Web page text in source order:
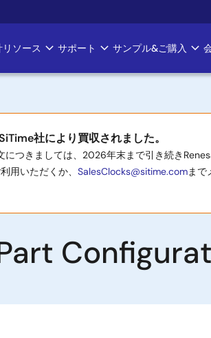
リソース サポート サンプル&ご購入
社により買収されました。
つきましては、2026年末まで引き続き
用いただくか、 SalesClocks@sitime.comまで